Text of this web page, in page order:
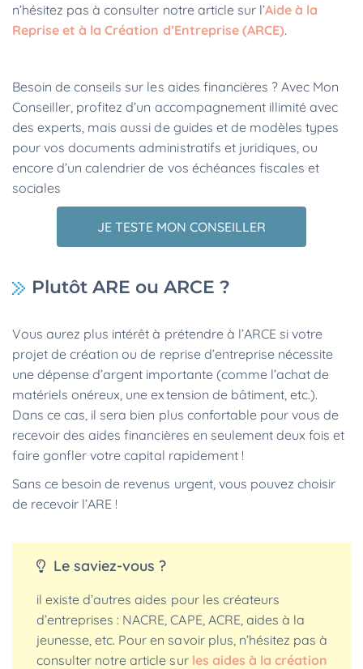
n’hésitez pas à consulter notre article sur l’Aide à la
Reprise et à la Création d’Entreprise (ARCE).
Besoin de conseils sur les aides financières ? Avec Mon
Conseiller, profitez d’un accompagnement illimité avec
des experts, mais aussi de guides et de modèles types
pour vos documents administratifs et juridiques, ou
encore d’un calendrier de vos échéances fiscales et
sociales
JE TESTE MON CONSEILLER
Plutôt ARE ou ARCE ?
Vous aurez plus intérêt à prétendre à l’ARCE si votre
projet de création ou de reprise d’entreprise nécessite
une dépense d’argent importante (comme l’achat de
matériels onéreux, une extension de bâtiment, etc.).
Dans ce cas, il sera bien plus confortable pour vous de
recevoir des aides financières en seulement deux fois et
faire gonfler votre capital rapidement !
Sans ce besoin de revenus urgent, vous pouvez choisir
de recevoir l’ARE !
Le saviez-vous ?
il existe d’autres aides pour les créateurs
d’entreprises : NACRE, CAPE, ACRE, aides à la
jeunesse, etc. Pour en savoir plus, n’hésitez pas à
consulter notre article sur les aides à la création